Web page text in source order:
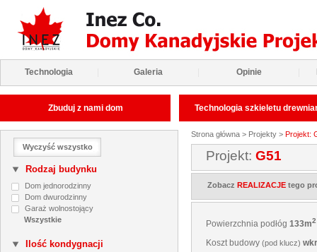
Technologia Galeria Opinie
Zbuduj z nami dom Technologia szkieletu
Wyczyść wszystko
Rodzaj budynku
Dom jednorodzinny
Dom dwurodzinny
Garaż wolnostojący
Ilość kondygnacji
Strona główna > Projekty > Projekt:
Projekt: G51
Zobacz REALIZACJE tego
Powierzchnia podłóg 133m2
Koszt budowy (pod klucz)